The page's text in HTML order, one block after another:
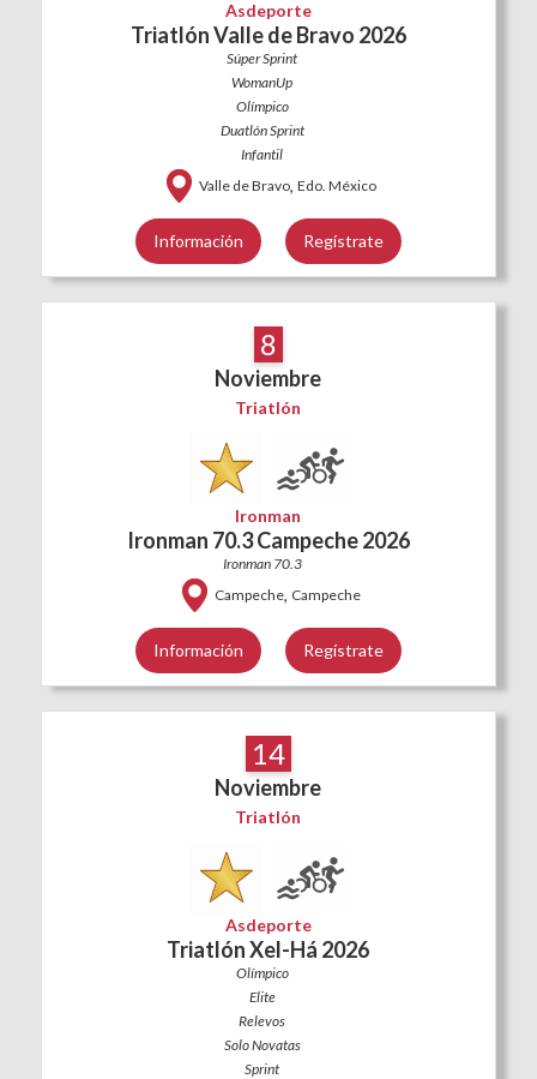
Asdeporte
Triatlón Valle de Bravo 2026
Súper Sprint
WomanUp
Olímpico
Duatlón Sprint
Infantil
Valle de Bravo, Edo. México
Información Regístrate
8
Noviembre
Triatlón
Ironman
Ironman 70.3 Campeche 2026
Ironman 70.3
Campeche, Campeche
Información Regístrate
14
Noviembre
Triatlón
Asdeporte
Triatlón Xel-Há 2026
Olímpico
Elite
Relevos
Solo Novatas
Sprint